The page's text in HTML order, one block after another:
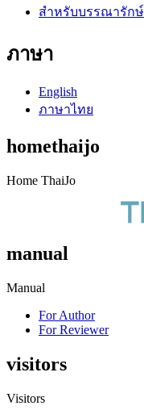
สำหรับบรรณารักษ์
ภาษา
English
ภาษาไทย
homethaijo
Home ThaiJo
manual
Manual
For Author
For Reviewer
visitors
Visitors